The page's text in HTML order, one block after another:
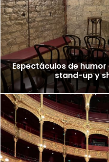
Espectáculos de humor
stand-up y